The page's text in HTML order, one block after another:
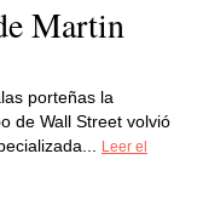
Martin
porteñas la
de Wall Street volvió
Leer el